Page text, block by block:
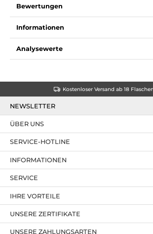
Bewertungen
Informationen
Analysewerte
Kostenloser Versand ab 18
NEWSLETTER
SERVICE-HOTLINE
IHRE VORTEILE
UNSERE ZAHLUNGSARTEN
ÜBER UNS
UNSERE ZERTIFIKATE
INFORMATIONEN
SERVICE